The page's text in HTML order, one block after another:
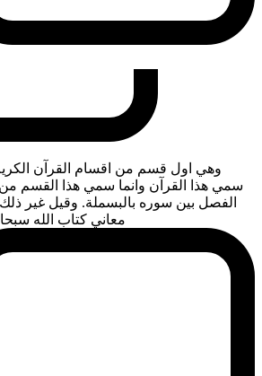
وهي اول قسم من اقسام القرآن
سمي هذا القرآن وانما سمي هذا القسم من
الفصل بين سوره بالبسملة. وقيل غير
معاني كتاب الله